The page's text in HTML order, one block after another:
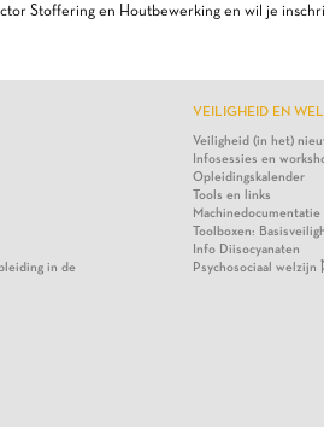
Stoffering en Houtbewerking en wil je
in de
VEILIGHEID EN
Veiligheid (in het)
Infosessies en
Opleidingskalender
Tools en links
Machinedocumentatie
Toolboxen:
Info Diisocyanaten
Psychosociaal welzijn